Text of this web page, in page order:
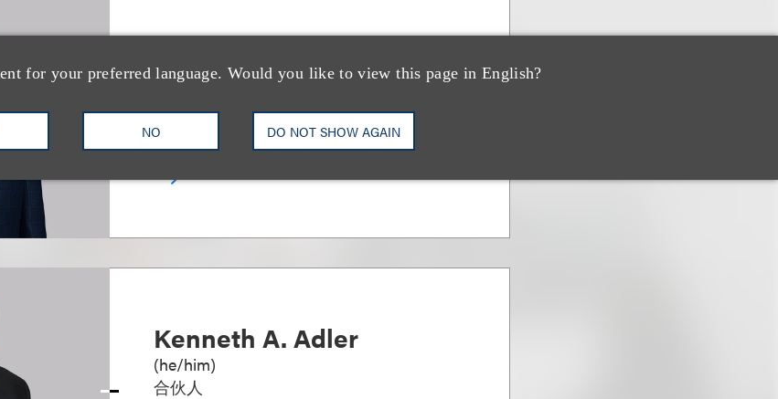
for your preferred language. Would you like to view this page in English?
NO DO NOT SHOW AGAIN
Tal Dickstein
合伙人
+1.212.407.4963
Email
Kenneth A. Adler
(he/him)
合伙人